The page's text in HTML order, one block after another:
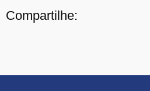
Compartilhe: